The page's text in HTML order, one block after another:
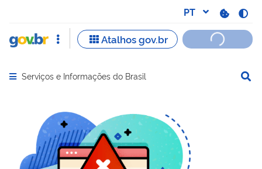
Abrir menu principal de navegação
Serviços e Informações do Brasil